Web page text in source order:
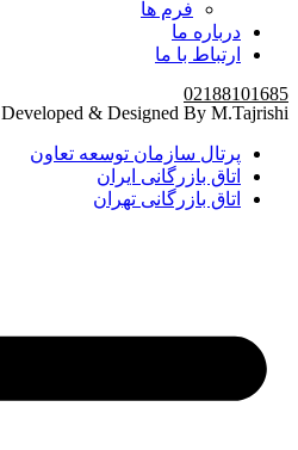
فرم ها
درباره ما
ارتباط با ما
02188101685
Developed & Designed By M.Tajrishi
پرتال سازمان توسعه تعاون
اتاق بازرگانی ایران
اتاق بازرگانی تهران